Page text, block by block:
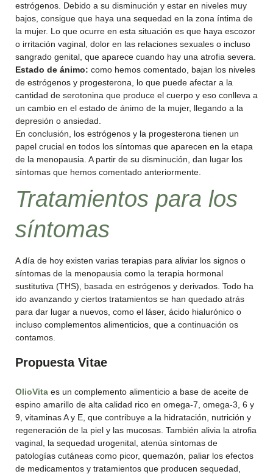
estrógenos. Debido a su disminución y estar en niveles muy
bajos, consigue que haya una sequedad en la zona íntima de
la mujer. Lo que ocurre en esta situación es que haya escozor
o irritación vaginal, dolor en las relaciones sexuales o incluso
sangrado genital, que aparece cuando hay una atrofia severa.
Estado de ánimo: como hemos comentado, bajan los niveles
de estrógenos y progesterona, lo que puede afectar a la
cantidad de serotonina que produce el cuerpo y eso conlleva a
un cambio en el estado de ánimo de la mujer, llegando a la
depresión o ansiedad.
En conclusión, los estrógenos y la progesterona tienen un
papel crucial en todos los síntomas que aparecen en la etapa
de la menopausia. A partir de su disminución, dan lugar los
síntomas que hemos comentado anteriormente.
Tratamientos para los
síntomas
A día de hoy existen varias terapias para aliviar los signos o
síntomas de la menopausia como la terapia hormonal
sustitutiva (THS), basada en estrógenos y derivados. Todo ha
ido avanzando y ciertos tratamientos se han quedado atrás
para dar lugar a nuevos, como el láser, ácido hialurónico o
incluso complementos alimenticios, que a continuación os
contamos.
Propuesta Vitae
OlioVita es un complemento alimenticio a base de aceite de
espino amarillo de alta calidad rico en omega-7, omega-3, 6 y
9, vitaminas A y E, que contribuye a la hidratación, nutrición y
regeneración de la piel y las mucosas. También alivia la atrofia
vaginal, la sequedad urogenital, atenúa síntomas de
patologías cutáneas como picor, quemazón, paliar los efectos
de medicamentos y tratamientos que producen sequedad,